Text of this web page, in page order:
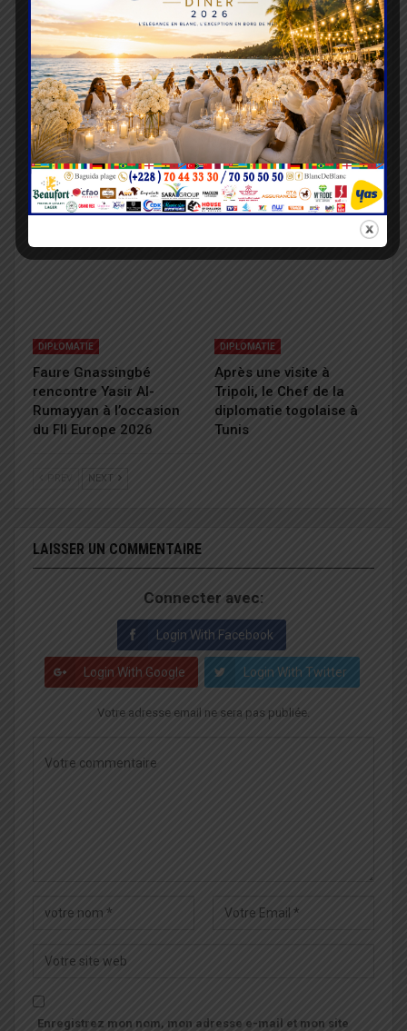
DIPLOMATIE
Coopération Togo-UE :
l’ambassadeur sortant
dresse un bilan positif
DIPLOMATIE
« Les relations entre le
Togo et l’Allemagne sont
sur le bon chemin », Dr
Claudius…
DIPLOMATIE
Faure Gnassingbé
rencontre Yasir Al-
Rumayyan à l’occasion
du FII Europe 2026
DIPLOMATIE
Après une visite à
Tripoli, le Chef de la
diplomatie togolaise à
Tunis
NEXT
LAISSER UN COMMENTAIRE
Connecter avec:
Login With Facebook
Login With Google Login With Twitter
Votre adresse email ne sera pas publiée.
Enregistrez mon nom, mon adresse e-mail et mon site